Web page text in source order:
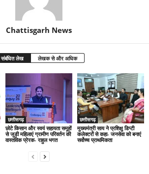
Chattisgarh News
संबंधित लेख लेखक से और अधिक
छत्तीसगढ़
छोटे किसान और स्वयं सहायता समूहों
से जुड़ी महिलाएं ग्रामीण परिवर्तन की
वास्तविक प्रेरक- राहुल भगत
छत्तीसगढ़
मुख्यमंत्री साय ने प्रशिक्षु डिप्टी
कलेक्टरों से कहा- जनसेवा को बनाएं
सर्वोच्च प्राथमिकता